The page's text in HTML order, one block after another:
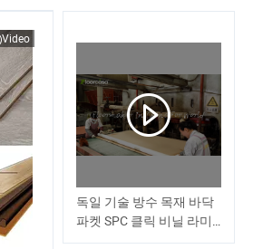
Video
독일 기술 방수 목재 바닥
파켓 SPC 클릭 비닐 라미
네이트 플랭크 가격 도매